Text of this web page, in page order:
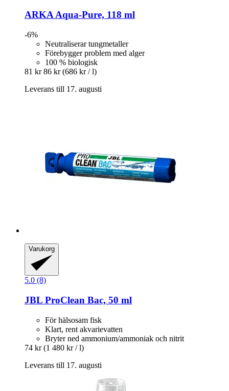
ARKA Aqua-​Pure, 118 ml
-6%
Neutraliserar tungmetaller
Förebygger problem med alger
100 % biologisk
81 kr 86 kr (686 kr / l)
Leverans till 17. augusti
Varukorg
5.0 (8)
JBL ProClean Bac, 50 ml
För hälsosam fisk
Klart, rent akvarievatten
Bryter ned ammonium/ammoniak och nitrit
74 kr (1 480 kr / l)
Leverans till 17. augusti